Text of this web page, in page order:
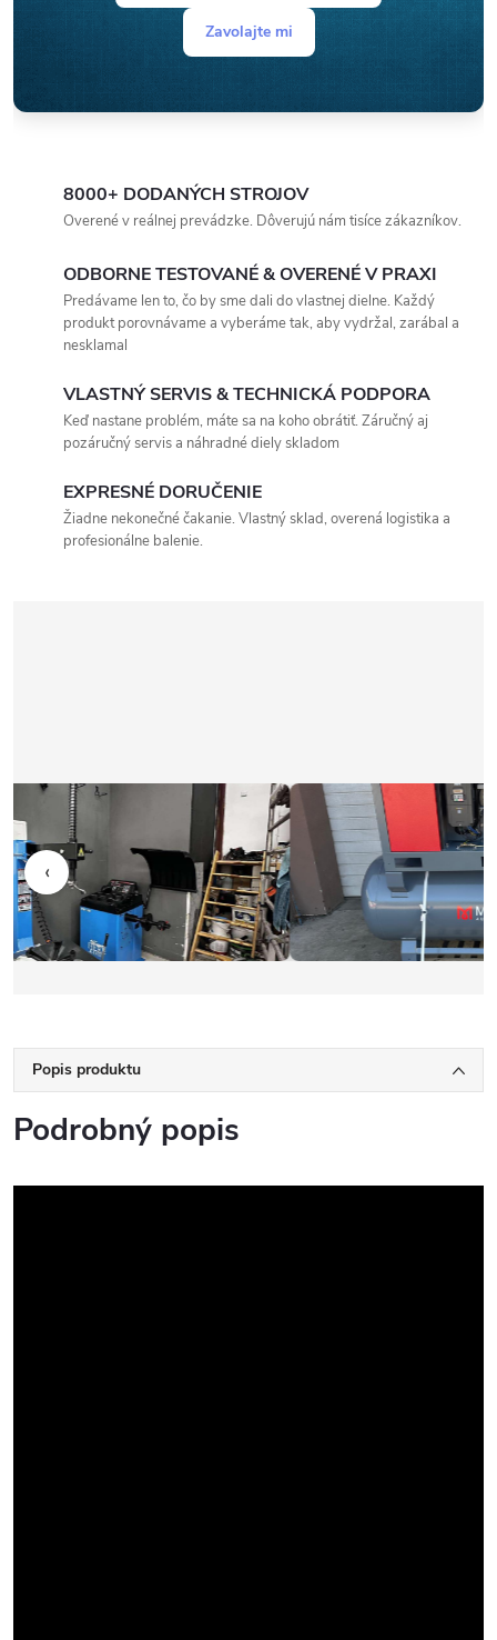
Zavolajte mi
8000+ DODANÝCH STROJOV
Overené v reálnej prevádzke. Dôverujú nám tisíce zákazníkov.
ODBORNE TESTOVANÉ & OVERENÉ V PRAXI
Predávame len to, čo by sme dali do vlastnej dielne. Každý
produkt porovnávame a vyberáme tak, aby vydržal, zarábal a
nesklamal
VLASTNÝ SERVIS & TECHNICKÁ PODPORA
Keď nastane problém, máte sa na koho obrátiť. Záručný aj
pozáručný servis a náhradné diely skladom
EXPRESNÉ DORUČENIE
Žiadne nekonečné čakanie. Vlastný sklad, overená logistika a
profesionálne balenie.
‹
Popis produktu
Podrobný popis